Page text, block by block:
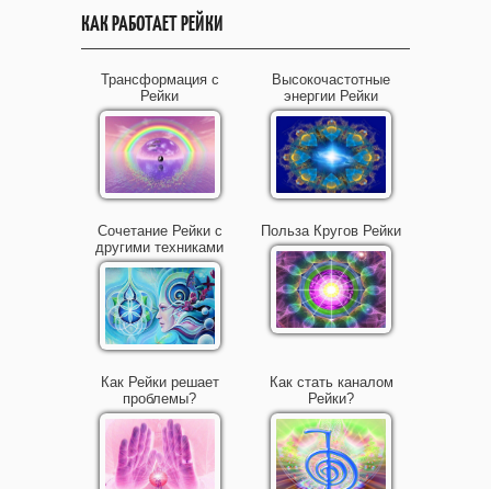
КАК РАБОТАЕТ РЕЙКИ
Трансформация с
Рейки
Высокочастотные
энергии Рейки
Сочетание Рейки с
другими техниками
Польза Кругов Рейки
Как Рейки решает
проблемы?
Как стать каналом
Рейки?